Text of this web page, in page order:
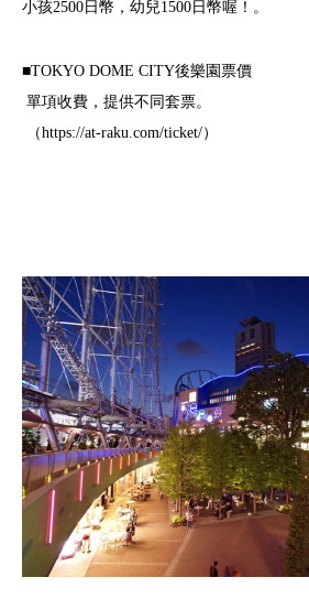
小孩2500日幣，幼兒1500日幣喔！。
■TOKYO DOME CITY後樂園票價
單項收費，提供不同套票。
（https://at-raku.com/ticket/）